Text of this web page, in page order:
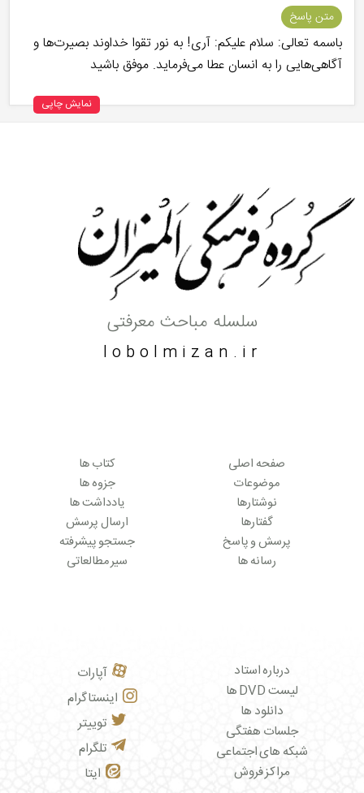
متن پاسخ
باسمه تعالی: سلام علیکم: آری! به نور تقوا خداوند بصیرت‌ها و
آگاهی‌هایی را به انسان عطا می‌فرماید. موفق باشید
نمایش چاپی
سلسله مباحث معرفتی
lobolmizan.ir
صفحه اصلی
موضوعات
نوشتارها
گفتارها
پرسش و پاسخ
رسانه ها
کتاب ها
جزوه ها
یادداشت ها
ارسال پرسش
جستجو پیشرفته
سیر مطالعاتی
درباره استاد
لیست DVD ها
دانلود ها
جلسات هفتگی
شبکه های اجتماعی
مراکز فروش
آپارات
اینستاگرام
توییتر
تلگرام
ایتا